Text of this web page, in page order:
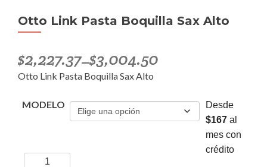
Otto Link Pasta Boquilla Sax Alto
$2,227.37–$3,004.50
Otto Link Pasta Boquilla Sax Alto
MODELO
Desde
$167 al
mes con
crédito